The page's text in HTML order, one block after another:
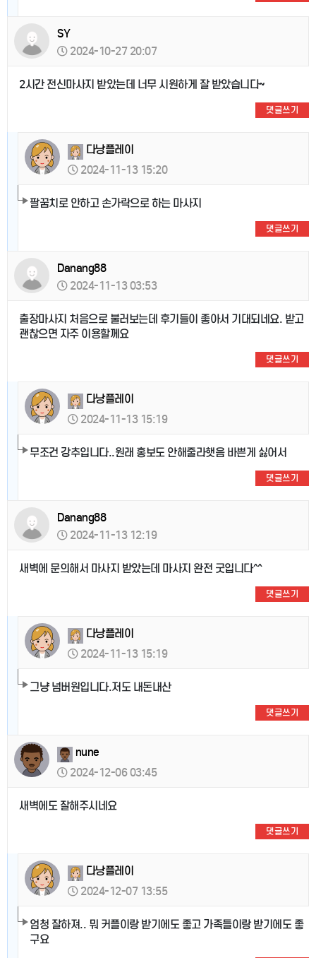
SY
2024-10-27 20:07
2시간 전신마사지 받았는데 너무 시원하게 잘 받았습니다~
댓글쓰기
다낭플레이
2024-11-13 15:20
팔꿈치로 안하고 손가락으로 하는 마사지
댓글쓰기
Danang88
2024-11-13 03:53
출장마사지 처음으로 불러보는데 후기들이 좋아서 기대되네요. 받고
괜찮으면 자주 이용할께요
댓글쓰기
다낭플레이
2024-11-13 15:19
무조건 강추입니다..원래 홍보도 안해줄라햇음 바쁜게 싫어서
댓글쓰기
Danang88
2024-11-13 12:19
새벽에 문의해서 마사지 받았는데 마사지 완전 굿입니다^^
댓글쓰기
다낭플레이
2024-11-13 15:19
그냥 넘버원입니다.저도 내돈내산
댓글쓰기
nune
2024-12-06 03:45
새벽에도 잘해주시네요
댓글쓰기
다낭플레이
2024-12-07 13:55
엄청 잘하져.. 뭐 커플이랑 받기에도 좋고 가족들이랑 받기에도 좋
구요